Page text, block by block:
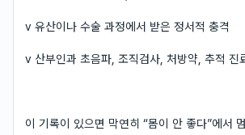
v 유산이나 수술 과정에서 받은 정서적 충격
v 산부인과 초음파, 조직검사, 처방약, 추적 진
이 기록이 있으면 막연히 “몸이 안 좋다”에서